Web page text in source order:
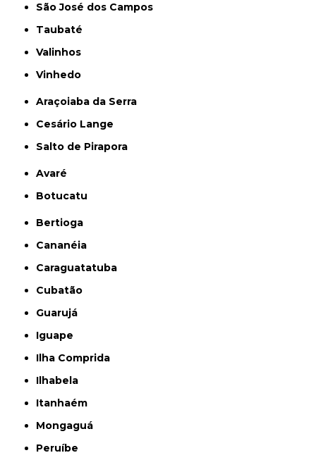
São José dos Campos
Taubaté
Valinhos
Vinhedo
Araçoiaba da Serra
Cesário Lange
Salto de Pirapora
Avaré
Botucatu
Bertioga
Cananéia
Caraguatatuba
Cubatão
Guarujá
Iguape
Ilha Comprida
Ilhabela
Itanhaém
Mongaguá
Peruíbe